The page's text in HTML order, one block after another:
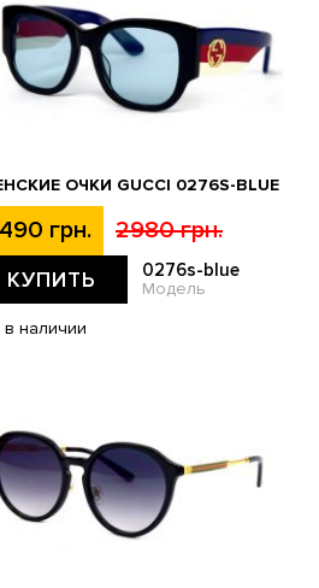
ОЧКИ GUCCI 0276S-BLUE
грн. 2980 грн.
КУПИТЬ 0276s-blue
Модель
в наличии